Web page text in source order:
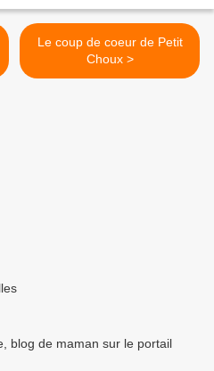
Le coup de coeur de Petit
Choux >
blog de maman sur le portail